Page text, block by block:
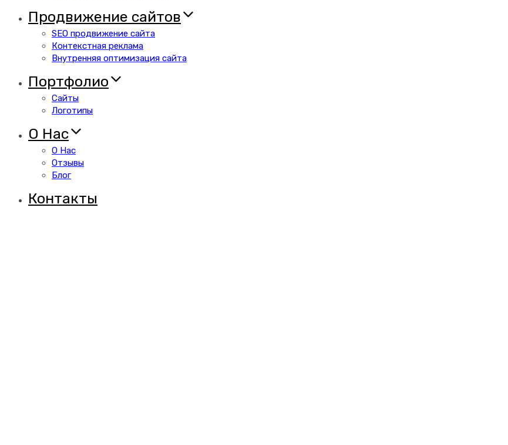
Продвижение сайтов
SEO продвижение сайта
Контекстная реклама
Внутренняя оптимизация сайта
Портфолио
Сайты
Логотипы
О Нас
О Нас
Отзывы
Блог
Контакты